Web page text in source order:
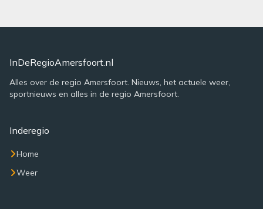
InDeRegioAmersfoort.nl
Alles over de regio Amersfoort. Nieuws, het actuele weer,
sportnieuws en alles in de regio Amersfoort.
Inderegio
Home
Weer